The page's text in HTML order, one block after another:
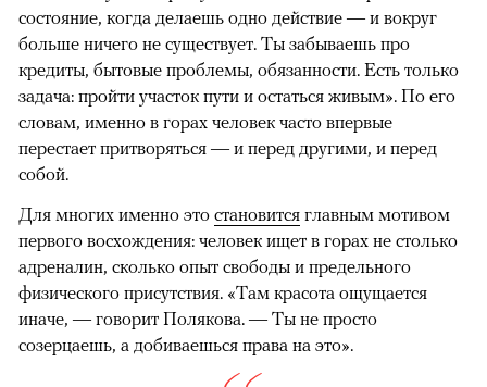
состояние, когда делаешь одно действие — и вокруг
больше ничего не существует. Ты забываешь про
кредиты, бытовые проблемы, обязанности. Есть только
задача: пройти участок пути и остаться живым». По его
словам, именно в горах человек часто впервые
перестает притворяться — и перед другими, и перед
собой.
Для многих именно это становится главным мотивом
первого восхождения: человек ищет в горах не столько
адреналин, сколько опыт свободы и предельного
физического присутствия. «Там красота ощущается
иначе, — говорит Полякова. — Ты не просто
созерцаешь, а добиваешься права на это».